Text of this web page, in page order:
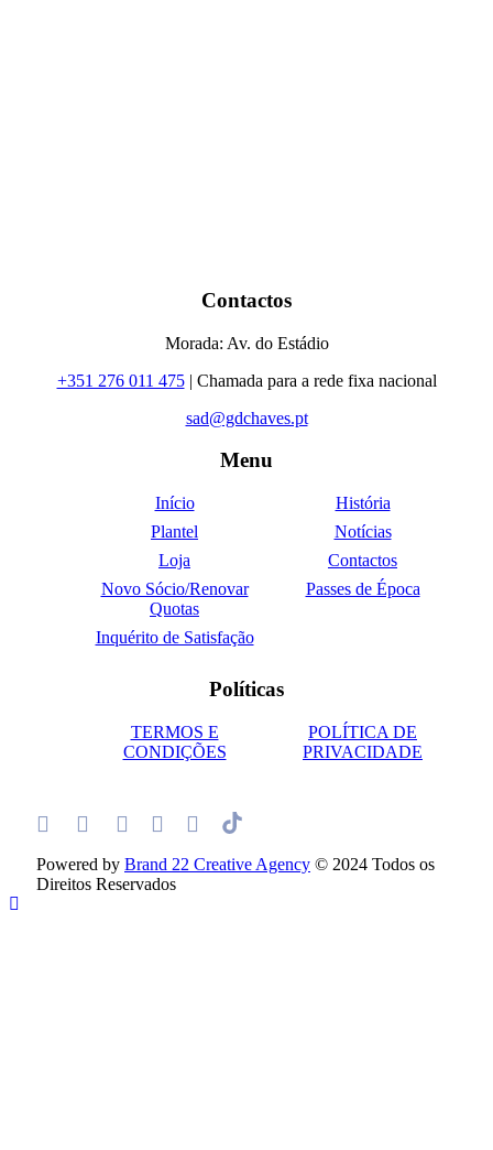
Contactos
Morada: Av. do Estádio
+351 276 011 475| Chamada para a rede fixa nacional
sad@gdchaves.pt
Menu
Início
História
Plantel
Notícias
Loja
Contactos
Novo Sócio/Renovar
Quotas
Passes de Época
Inquérito de Satisfação
Políticas
TERMOS E
CONDIÇÕES
POLÍTICA DE
PRIVACIDADE
Powered by Brand 22 Creative Agency © 2024 Todos os
Direitos Reservados